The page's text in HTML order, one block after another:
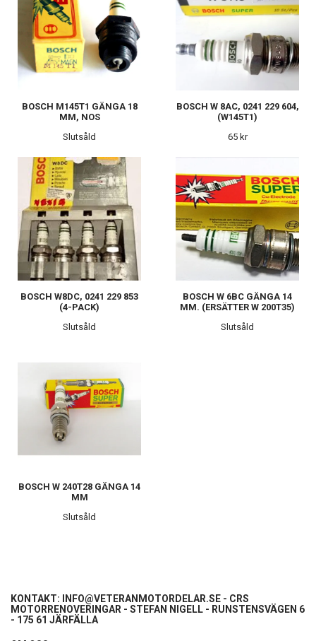
BOSCH M145T1 GÄNGA 18
MM, NOS
Slutsåld
BOSCH W 8AC, 0241 229 604,
(W145T1)
65 kr
BOSCH W8DC, 0241 229 853
(4-PACK)
Slutsåld
BOSCH W 6BC GÄNGA 14
MM. (ERSÄTTER W 200T35)
Slutsåld
BOSCH W 240T28 GÄNGA 14
MM
Slutsåld
KONTAKT: INFO@VETERANMOTORDELAR.SE - CRS
MOTORRENOVERINGAR - STEFAN NIGELL - RUNSTENSVÄGEN 6
- 175 61 JÄRFÄLLA